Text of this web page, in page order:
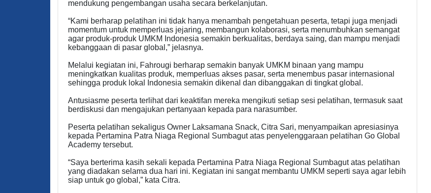
mendukung pengembangan usaha secara berkelanjutan.
“Kami berharap pelatihan ini tidak hanya menambah pengetahuan peserta, tetapi juga menjadi
momentum untuk memperluas jejaring, membangun kolaborasi, serta menumbuhkan semangat
agar produk-produk UMKM Indonesia semakin berkualitas, berdaya saing, dan mampu menjadi
kebanggaan di pasar global,” jelasnya.
Melalui kegiatan ini, Fahrougi berharap semakin banyak UMKM binaan yang mampu
meningkatkan kualitas produk, memperluas akses pasar, serta menembus pasar internasional
sehingga produk lokal Indonesia semakin dikenal dan dibanggakan di tingkat global.
Antusiasme peserta terlihat dari keaktifan mereka mengikuti setiap sesi pelatihan, termasuk saat
berdiskusi dan mengajukan pertanyaan kepada para narasumber.
Peserta pelatihan sekaligus Owner Laksamana Snack, Citra Sari, menyampaikan apresiasinya
kepada Pertamina Patra Niaga Regional Sumbagut atas penyelenggaraan pelatihan Go Global
Academy tersebut.
“Saya berterima kasih sekali kepada Pertamina Patra Niaga Regional Sumbagut atas pelatihan
yang diadakan selama dua hari ini. Kegiatan ini sangat membantu UMKM seperti saya agar lebih
siap untuk go global,” kata Citra.